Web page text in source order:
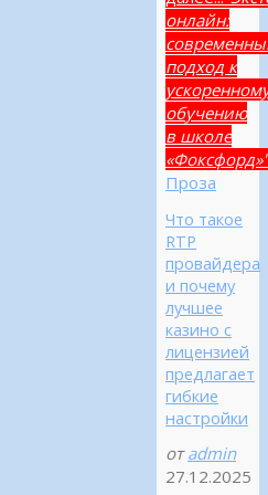
онлайн:
подход к
обучению
в школе
Проза
Что такое
RTP
провайдера
и почему
лучшее
казино с
лицензией
предлагает
гибкие
настройки
от admin
27.12.2025